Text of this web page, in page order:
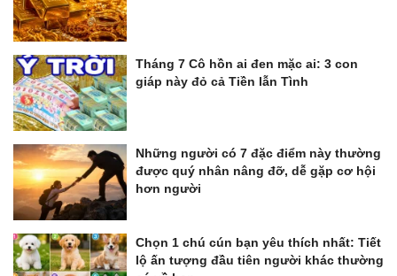
Tháng 7 Cô hồn ai đen mặc ai: 3 con
giáp này đỏ cả Tiền lẫn Tình
Những người có 7 đặc điểm này thường
được quý nhân nâng đỡ, dễ gặp cơ hội
hơn người
Chọn 1 chú cún bạn yêu thích nhất: Tiết
lộ ấn tượng đầu tiên người khác thường